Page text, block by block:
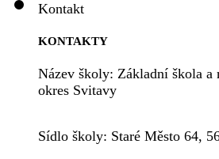
Kontakt
KONTAKTY
Název školy: Základní škola a
okres Svitavy
Sídlo školy: Staré Město 64,